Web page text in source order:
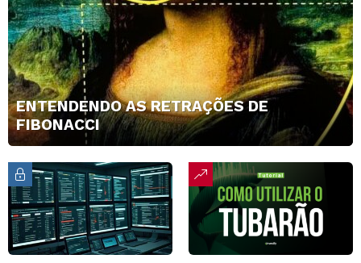
ENTENDENDO AS RETRAÇÕES DE
FIBONACCI